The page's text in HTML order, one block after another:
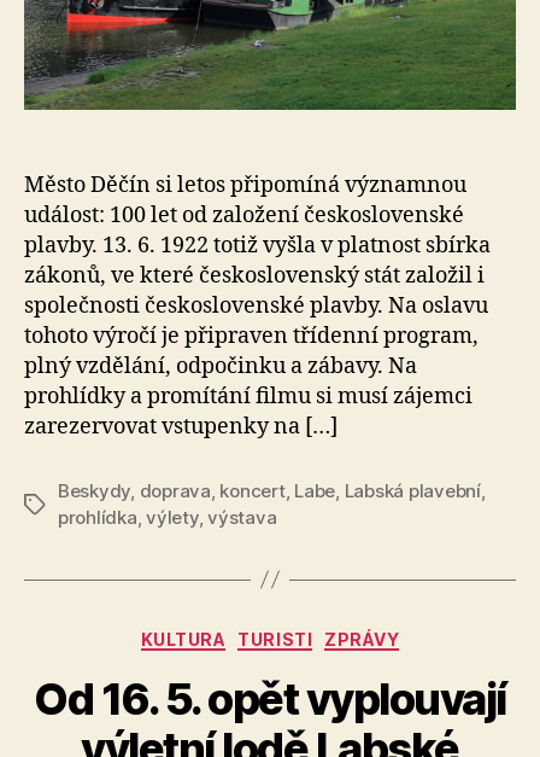
Město Děčín si letos připomíná významnou
událost: 100 let od založení československé
plavby. 13. 6. 1922 totiž vyšla v platnost sbírka
zákonů, ve které československý stát založil i
společnosti československé plavby. Na oslavu
tohoto výročí je připraven třídenní program,
plný vzdělání, odpočinku a zábavy. Na
prohlídky a promítání filmu si musí zájemci
zarezervovat vstupenky na […]
Štítky
Beskydy doprava koncert, Labe Labská plavební,
prohlídka ,výlety,výstava
Rubriky
KULTURA TURISTI ZPRÁVY
Od 16. 5. opět vyplouvají
A